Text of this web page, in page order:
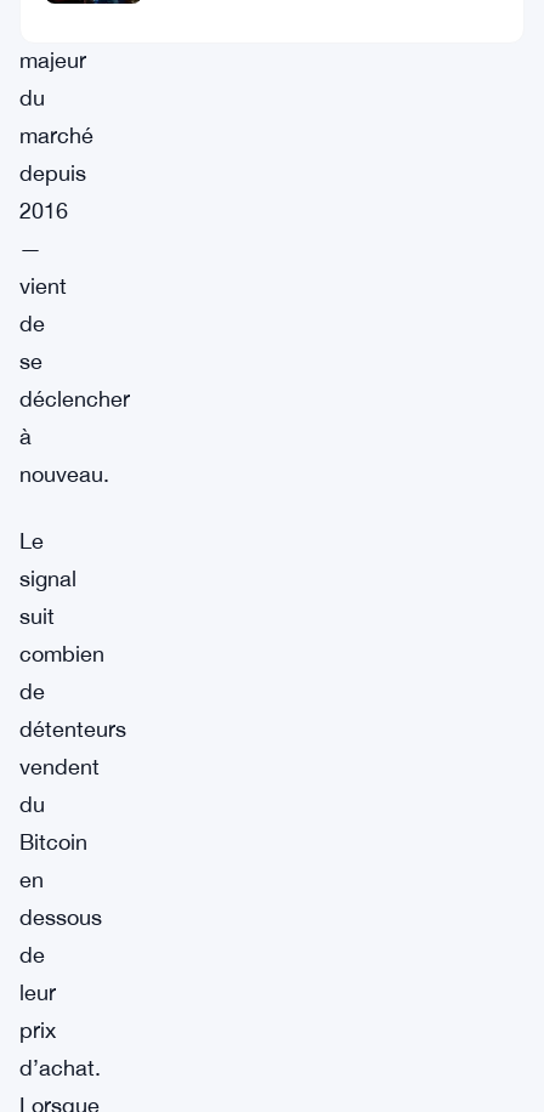
majeur
du
marché
depuis
2016
—
vient
de
se
déclencher
à
nouveau.
Le
signal
suit
combien
de
détenteurs
vendent
du
Bitcoin
en
dessous
de
leur
prix
d’achat.
Lorsque